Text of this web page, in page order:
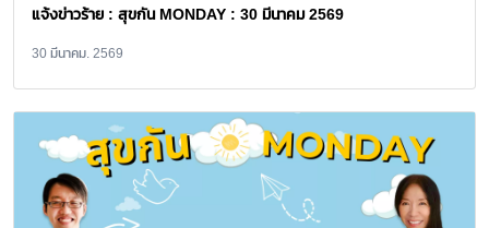
แจ้งข่าวร้าย : สุขกัน MONDAY : 30 มีนาคม 2569
30 มีนาคม. 2569